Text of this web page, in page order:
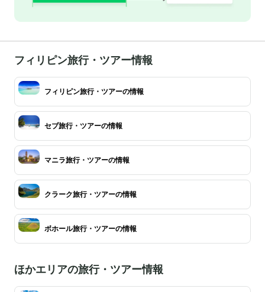
フィリピン旅行・ツアー情報
フィリピン旅行・ツアーの情報
セブ旅行・ツアーの情報
マニラ旅行・ツアーの情報
クラーク旅行・ツアーの情報
ボホール旅行・ツアーの情報
ほかエリアの旅行・ツアー情報